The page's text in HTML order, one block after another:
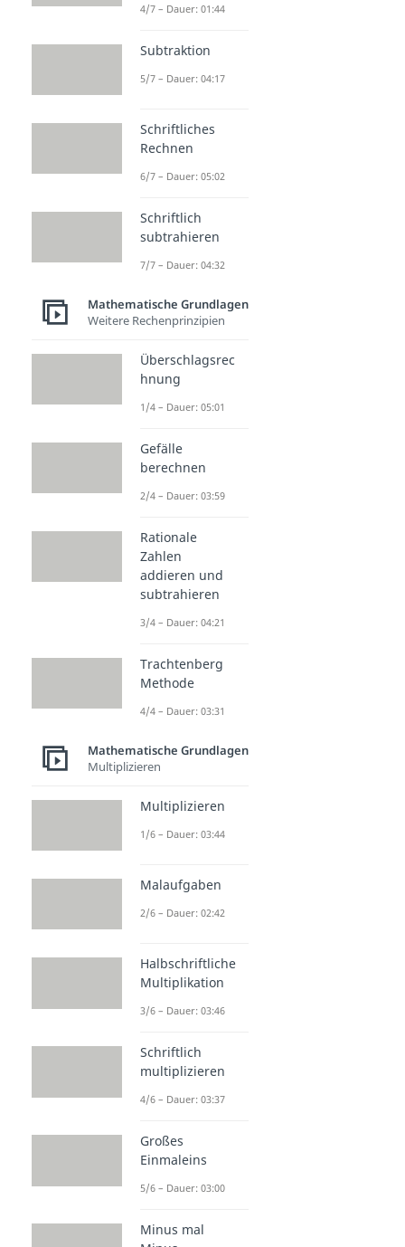
4/7 – Dauer: 01:44
Subtraktion
5/7 – Dauer: 04:17
Schriftliches
Rechnen
6/7 – Dauer: 05:02
Schriftlich
subtrahieren
7/7 – Dauer: 04:32
Mathematische Grundlagen
Weitere Rechenprinzipien
Überschlagsrec
hnung
1/4 – Dauer: 05:01
Gefälle
berechnen
2/4 – Dauer: 03:59
Rationale
Zahlen
addieren und
subtrahieren
3/4 – Dauer: 04:21
Trachtenberg
Methode
4/4 – Dauer: 03:31
Mathematische Grundlagen
Multiplizieren
Multiplizieren
1/6 – Dauer: 03:44
Malaufgaben
2/6 – Dauer: 02:42
Halbschriftliche
Multiplikation
3/6 – Dauer: 03:46
Schriftlich
multiplizieren
4/6 – Dauer: 03:37
Großes
Einmaleins
5/6 – Dauer: 03:00
Minus mal